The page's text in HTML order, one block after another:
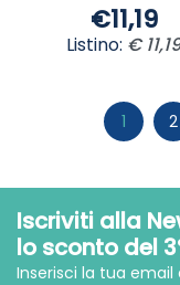
€11,19
Listino: € 11,19
1 2
Iscriviti alla
lo sconto del
Inserisci la tua